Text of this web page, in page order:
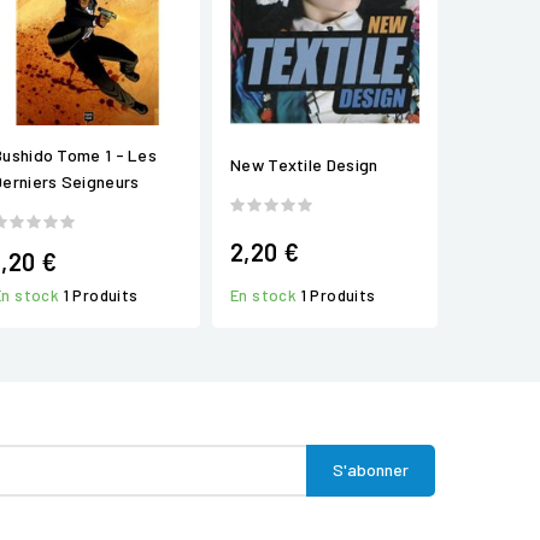
Tome 1 - Les
Seigneurs
€
stock 1 Produits
New Textile Design
2,20 €
En stock 1 Produits